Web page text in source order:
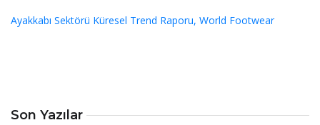
Son Yazılar
Ayakkabı Sektörü Küresel Trend Raporu, World Footwear